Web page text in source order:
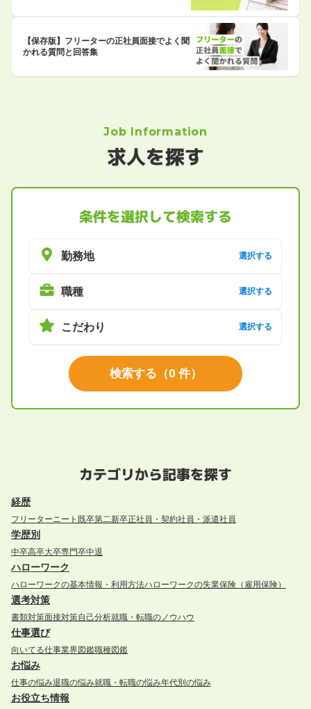
【保存版】フリーターの正社員面接でよく聞
かれる質問と回答集
Job Information
求人を探す
条件を選択して検索する
勤務地 選択する
職種 選択する
こだわり 選択する
検索する （0 件）
カテゴリから記事を探す
経歴
フリーター ニート 既卒第二新卒正社員・契約社員・派遣社員
学歴別
中卒高卒大卒専門卒中退
ハローワーク
ハローワークの基本情報・利用方法ハローワークの失業保険（雇用保険）
選考対策
書類対策面接対策自己分析就職・転職のノウハウ
仕事選び
向いてる仕事業界図鑑職種図鑑
お悩み
仕事の悩み退職の悩み就職・転職の悩み年代別の悩み
お役立ち情報